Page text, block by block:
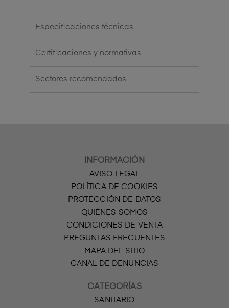
Especificaciones técnicas
Certificaciones y normativas
Sectores recomendados
INFORMACIÓN
AVISO LEGAL
POLÍTICA DE COOKIES
PROTECCIÓN DE DATOS
QUIÉNES SOMOS
CONDICIONES DE VENTA
PREGUNTAS FRECUENTES
MAPA DEL SITIO
CANAL DE DENUNCIAS
CATEGORÍAS
SANITARIO